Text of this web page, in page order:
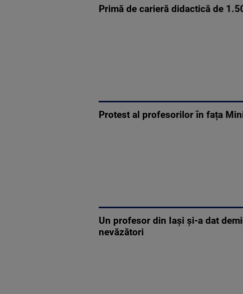
Primă de carieră didactică de
Protest al profesorilor în fața
Un profesor din Iași și-a dat
nevăzători